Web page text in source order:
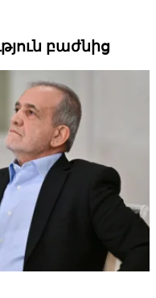
բաժնից